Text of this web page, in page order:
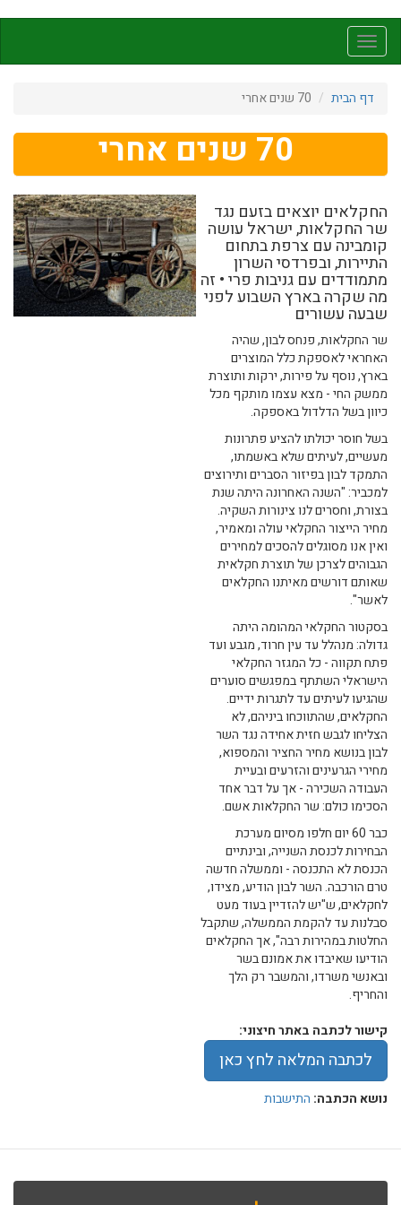
לתוכן
העיקריToggle
navigation
דף הבית
70 שנים אחרי
70 שנים אחרי
החקלאים יוצאים בזעם נגד
שר החקלאות, ישראל עושה
קומבינה עם צרפת בתחום
התיירות, ובפרדסי השרון
מתמודדים עם גניבות פרי • זה
מה שקרה בארץ השבוע לפני
שבעה עשורים
שר החקלאות, פנחס לבון, שהיה
האחראי לאספקת כלל המוצרים
בארץ, נוסף על פירות, ירקות ותוצרת
ממשק החי - מצא עצמו מותקף מכל
כיוון בשל הדלדול באספקה.
בשל חוסר יכולתו להציע פתרונות
מעשיים, לעיתים שלא באשמתו,
התמקד לבון בפיזור הסברים ותירוצים
למכביר: "השנה האחרונה היתה שנת
בצורת, וחסרים לנו צינורות השקיה.
מחיר הייצור החקלאי עולה ומאמיר,
ואין אנו מסוגלים להסכים למחירים
הגבוהים לצרכן של תוצרת חקלאית
שאותם דורשים מאיתנו החקלאים
לאשר".
בסקטור החקלאי המהומה היתה
גדולה: מנהלל עד עין חרוד, מגבע ועד
פתח תקווה - כל המגזר החקלאי
הישראלי השתתף במפגשים סוערים
שהגיעו לעיתים עד לתגרות ידיים.
החקלאים, שהתווכחו ביניהם, לא
הצליחו לגבש חזית אחידה נגד השר
לבון בנושא מחיר החציר והמספוא,
מחירי הגרעינים והזרעים ובעיית
העבודה השכירה - אך על דבר אחד
הסכימו כולם: שר החקלאות אשם.
כבר 60 יום חלפו מסיום מערכת
הבחירות לכנסת השנייה, ובינתיים
הכנסת לא התכנסה - וממשלה חדשה
טרם הורכבה. השר לבון הודיע, מצידו,
לחקלאים, ש"יש להזדיין בעוד מעט
סבלנות עד להקמת הממשלה, שתקבל
החלטות במהירות רבה", אך החקלאים
הודיעו שאיבדו את אמונם בשר
ובאנשי משרדו, והמשבר רק הלך
והחריף.
קישור לכתבה באתר חיצוני:
לכתבה המלאה לחץ כאן
נושא הכתבה: התישבות